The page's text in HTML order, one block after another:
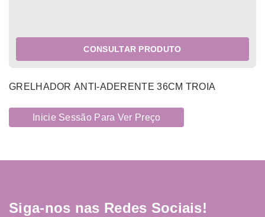
CONSULTAR PRODUTO
GRELHADOR ANTI-ADERENTE 36CM TROIA
Inicie Sessão Para Ver Preço
Siga-nos nas Redes Sociais!